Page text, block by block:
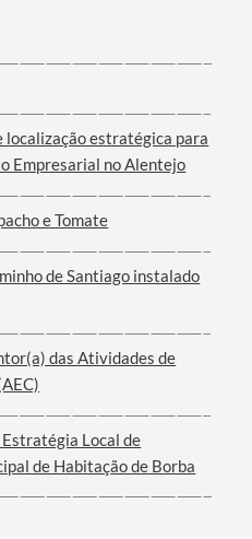
localização estratégica para
Empresarial no Alentejo
e Tomate
de Santiago instalado
das Atividades de
Local de
de Habitação de Borba